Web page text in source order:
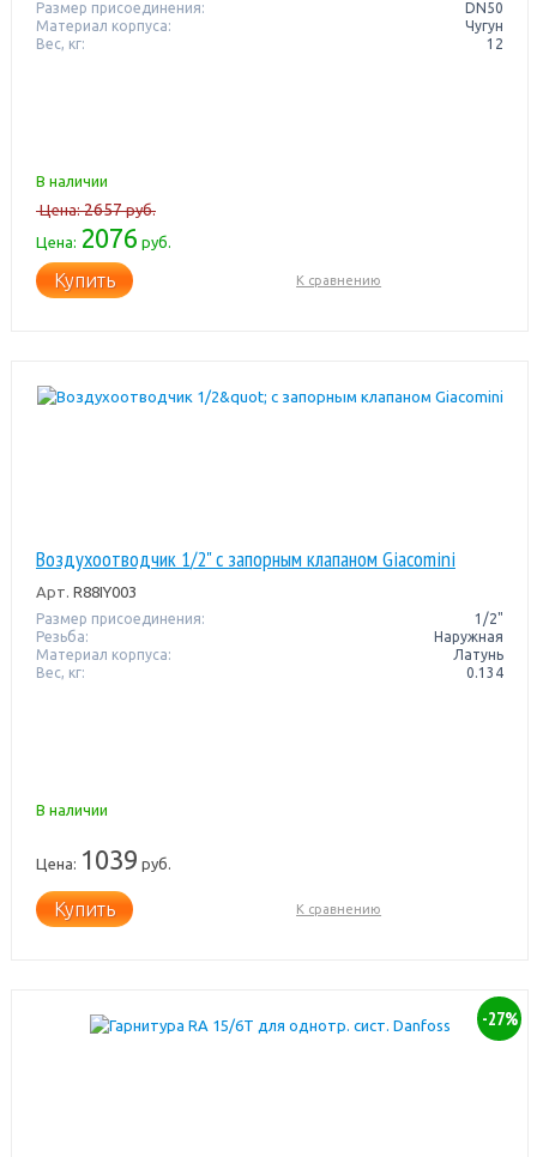
Размер присоединения:
DN50
Материал корпуса:
Чугун
Вес, кг:
12
В наличии
Цена:2657руб.
Цена: 2076 руб.
Купить К сравнению
Воздухоотводчик 1/2" с запорным клапаном Giacomini
Арт. R88IY003
Размер присоединения:
1/2"
Резьба:
Наружная
Материал корпуса:
Латунь
Вес, кг:
0.134
В наличии
Цена: 1039 руб.
Купить К сравнению
-27%